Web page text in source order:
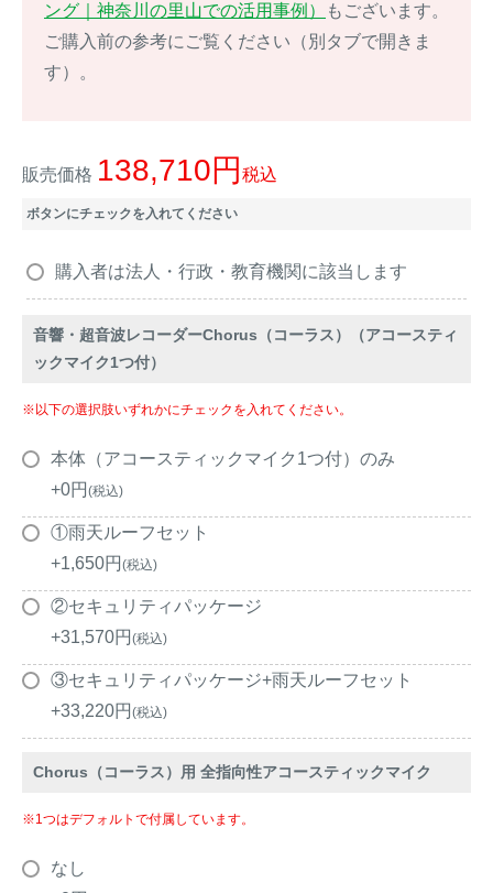
ング｜神奈川の里山での活用事例）
もございます。
ご購入前の参考にご覧ください（別タブで開きま
す）。
販売価格 138,710 税込
ボタンにチェックを入れてください
購入者は法人・行政・教育機関に該当します
音響・超音波レコーダーChorus（コーラス）（アコースティ
ックマイク1つ付）
※以下の選択肢いずれかにチェックを入れてください。
本体（アコースティックマイク1つ付）のみ
+0 税込
①雨天ルーフセット
+1,650 税込
②セキュリティパッケージ
+31,570 税込
③セキュリティパッケージ+雨天ルーフセット
+33,220 税込
Chorus（コーラス）用 全指向性アコースティックマイク
※1つはデフォルトで付属しています。
なし
クマ対策
タヌキ対策
ネズミ・モグラ対策
閉じる